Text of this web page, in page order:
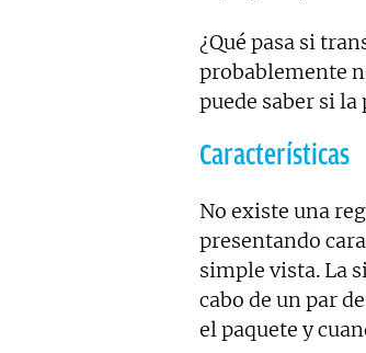
¿Qué pasa si
probablemente
puede saber si la
Características
No existe una
presentando
simple vista. La
cabo de un par
el paquete y